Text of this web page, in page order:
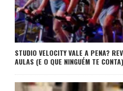
STUDIO VELOCITY VALE A PENA?
AULAS (E O QUE NINGUÉM TE CONTA)